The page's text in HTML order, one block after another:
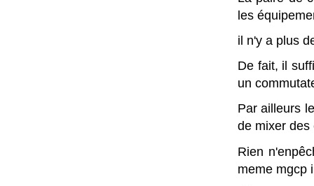
les
il n'y a plus
De fait, il
un
Par ailleurs
de mixer des
Rien
meme mgcp